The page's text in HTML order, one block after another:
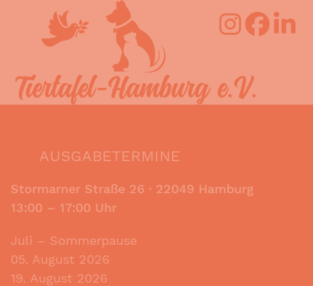
content
Open
mobile
Close
mobile
AUSGABETERMINE
Stormarner Straße 26 · 22049 Hamburg
13:00 – 17:00 Uhr
Juli – Sommerpause
05. August 2026
19. August 2026